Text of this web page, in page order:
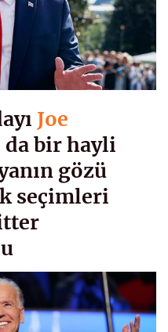
Joe
da bir hayli
gözü
seçimleri